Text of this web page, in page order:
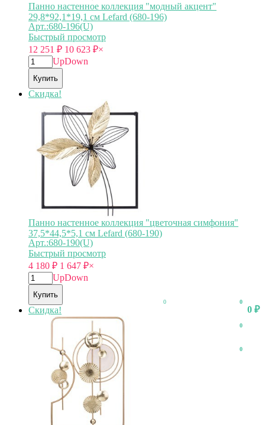
0
0 ₽
0
0
0
Панно настенное коллекция "модный акцент"
29,8*92,1*19,1 см Lefard (680-196)
Арт.:680-196(U)
Быстрый просмотр
12 251 ₽ 10 623 ₽×
UpDown
Купить
Скидка!
Панно настенное коллекция "цветочная симфония"
37,5*44,5*5,1 см Lefard (680-190)
Арт.:680-190(U)
Быстрый просмотр
4 180 ₽ 1 647 ₽×
UpDown
Купить
Скидка!